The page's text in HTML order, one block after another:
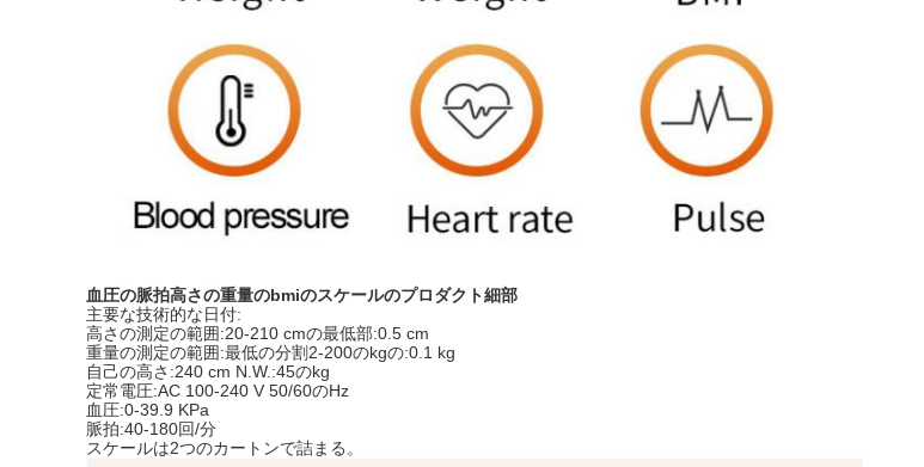
血圧の脈拍高さの重量のbmiのスケールのプロダクト細部
主要な技術的な日付:
高さの測定の範囲:20-210 cmの最低部:0.5 cm
重量の測定の範囲:最低の分割2-200のkgの:0.1 kg
自己の高さ:240 cm N.W.:45のkg
定常電圧:AC 100-240 V 50/60のHz
血圧:0-39.9 KPa
脈拍:40-180回/分
スケールは2つのカートンで詰まる。